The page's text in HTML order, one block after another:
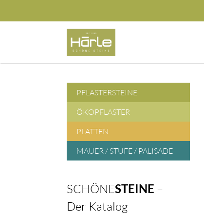
PFLASTERSTEINE
ÖKOPFLASTER
PLATTEN
MAUER / STUFE / PALISADE
SCHÖNESTEINE –
Der Katalog